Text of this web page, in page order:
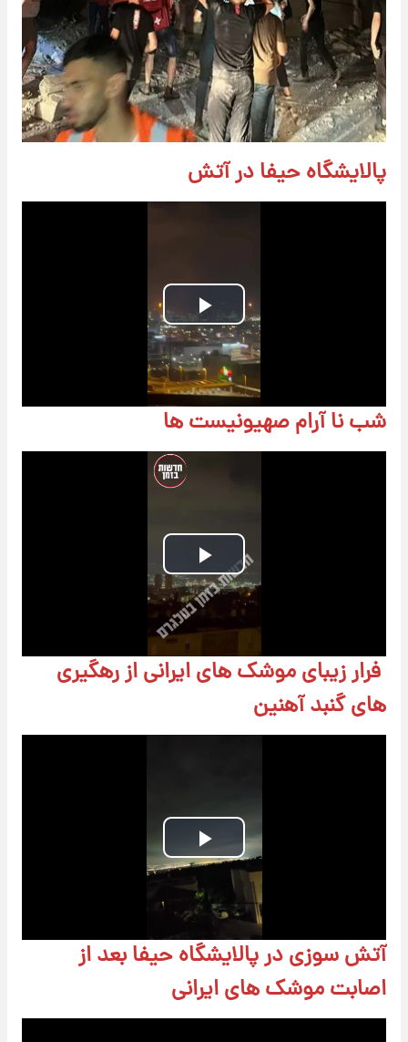
پالایشگاه حیفا در آتش
Play
Video
شب نا آرام صهیونیست ها
Play
Video
فرار زیبای موشک های ایرانی از رهگیری
های گنبد آهنین
Play
Video
آتش سوزی در پالایشگاه حیفا بعد از
اصابت موشک های ایرانی